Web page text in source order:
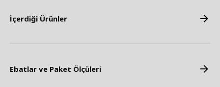
İçerdiği Ürünler
Ebatlar ve Paket Ölçüleri